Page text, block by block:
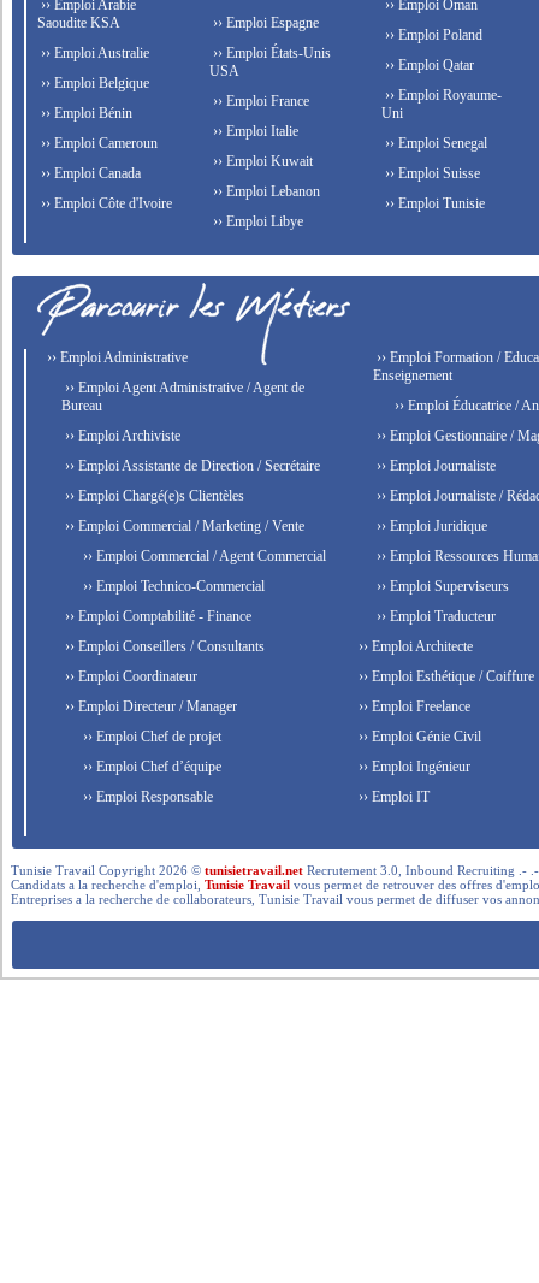
›› Emploi Arabie
Saoudite KSA
›› Emploi Australie
›› Emploi Belgique
›› Emploi Bénin
›› Emploi Cameroun
›› Emploi Canada
›› Emploi Côte d'Ivoire
›› Emploi Espagne
›› Emploi États-Unis
USA
›› Emploi France
›› Emploi Italie
›› Emploi Kuwait
›› Emploi Lebanon
›› Emploi Libye
›› Emploi Oman
›› Emploi Poland
›› Emploi Qatar
›› Emploi Royaume-
Uni
›› Emploi Senegal
›› Emploi Suisse
›› Emploi Tunisie
›› Emploi Administrative
›› Emploi Agent Administrative / Agent de
Bureau
›› Emploi Archiviste
›› Emploi Assistante de Direction / Secrétaire
›› Emploi Chargé(e)s Clientèles
›› Emploi Commercial / Marketing / Vente
›› Emploi Commercial / Agent Commercial
›› Emploi Technico-Commercial
›› Emploi Comptabilité - Finance
›› Emploi Conseillers / Consultants
›› Emploi Coordinateur
›› Emploi Directeur / Manager
›› Emploi Chef de projet
›› Emploi Chef d’équipe
›› Emploi Responsable
›› Emploi Formation /
Enseignement
›› Emploi Éducatrice /
›› Emploi Gestionnaire /
›› Emploi Journaliste
›› Emploi Journaliste /
›› Emploi Juridique
›› Emploi Ressources
›› Emploi Superviseurs
›› Emploi Traducteur
›› Emploi Architecte
›› Emploi Esthétique / Coiffure
›› Emploi Freelance
›› Emploi Génie Civil
›› Emploi Ingénieur
›› Emploi IT
Tunisie Travail Copyright 2026 ©tunisietravail.net Recrutement 3.0, Inbound Recruiting .-
Candidats a la recherche d'emploi,Tunisie Travail vous permet de retrouver des offres
Entreprises a la recherche de collaborateurs, Tunisie Travail vous permet de diffuser vos